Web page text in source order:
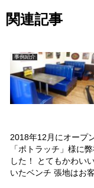
関連記事
事例紹介
2018年12月にオープ
「ポトラッチ」様に
した！ とてもかわい
いたベンチ 張地はお